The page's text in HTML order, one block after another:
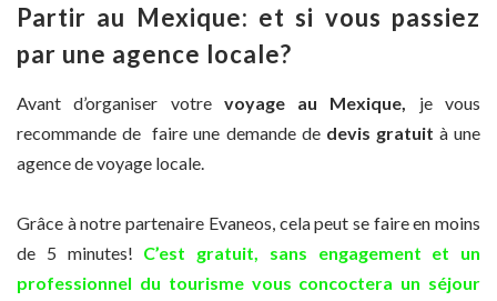
Partir au Mexique: et si vous passiez
par une agence locale?
Avant d’organiser votre voyage au Mexique, je vous
recommande de faire une demande dedevis gratuit à une
agence de voyage locale.
Grâce à notre partenaire Evaneos, cela peut se faire en moins
de 5 minutes! C’est gratuit, sans engagement et un
professionnel du tourisme vous concoctera un séjour